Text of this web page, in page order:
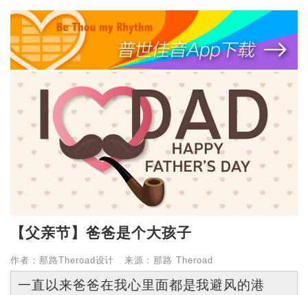
【父亲节】爸爸是个大孩子
作者：那路Theroad设计 来源：那路 Theroad
一直以来爸爸在我心里面都是我避风的港